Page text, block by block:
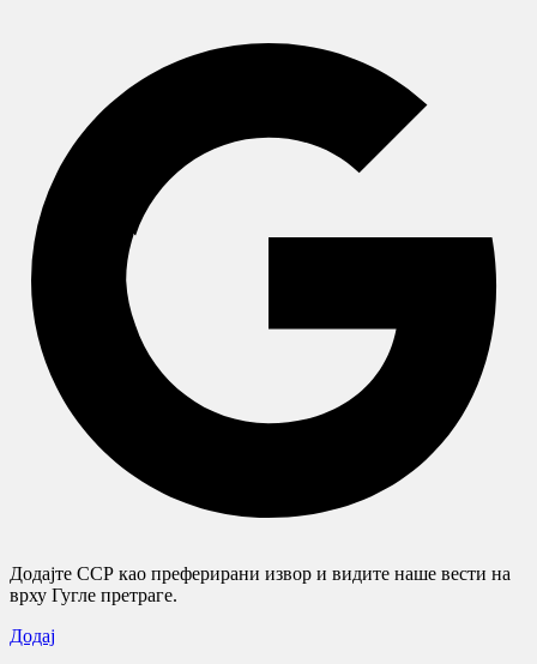
Додајте ССР као преферирани извор и видите наше вести на
врху Гугле претраге.
Додај